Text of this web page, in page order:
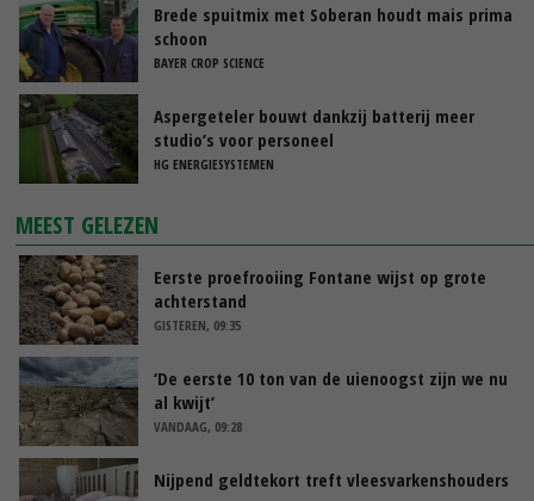
Brede spuitmix met Soberan houdt mais prima
schoon
BAYER CROP SCIENCE
Aspergeteler bouwt dankzij batterij meer
studio’s voor personeel
HG ENERGIESYSTEMEN
MEEST GELEZEN
Eerste proefrooiing Fontane wijst op grote
achterstand
GISTEREN, 09:35
‘De eerste 10 ton van de uienoogst zijn we nu
al kwijt’
VANDAAG, 09:28
Nijpend geldtekort treft vleesvarkenshouders